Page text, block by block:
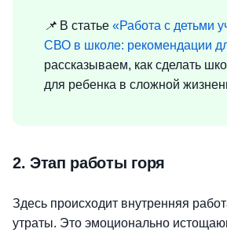
📌 В статье «Работа с детьми
СВО в школе: рекомендации
рассказываем, как сделать
для ребенка в сложной
2.Этап работы горя
Здесь происходит внутренняя
утраты. Это эмоционально